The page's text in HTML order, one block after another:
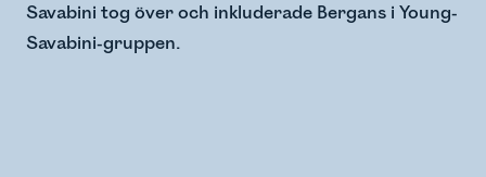
Savabini tog över och inkluderade Bergans i Young-
Savabini-gruppen.